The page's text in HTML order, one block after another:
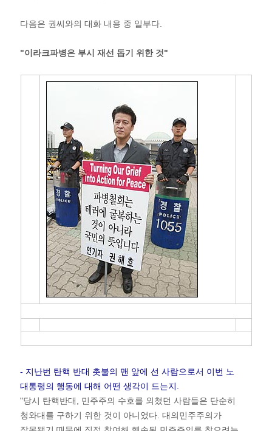
다음은 권씨와의 대화 내용 중 일부다.
"이라크파병은 부시 재선 돕기 위한 것"
- 지난번 탄핵 반대 촛불의 맨 앞에 선 사람으로서 이번 노
대통령의 행동에 대해 어떤 생각이 드는지.
"당시 탄핵반대, 민주주의 수호를 외쳤던 사람들은 단순히
청와대를 구하기 위한 것이 아니었다. 대의민주주의가